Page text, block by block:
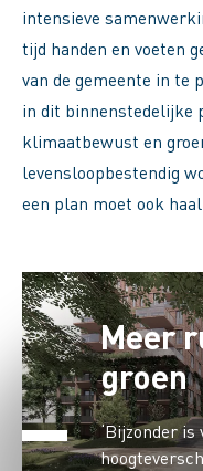
intensieve
tijd handen en voeten
van de gemeente in te
in dit binnenstedelijke
klimaatbewust en
levensloopbestendig
een plan moet ook
Meer
groen
‘Bijzonder is